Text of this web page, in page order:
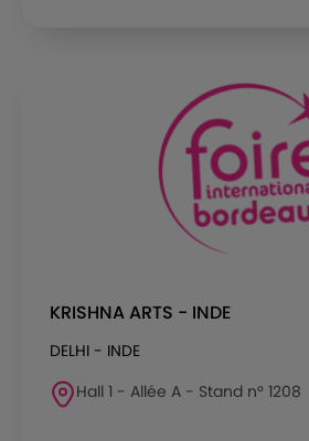
KRISHNA ARTS - INDE
DELHI - INDE
Hall 1 - Allée A - Stand n° 1208